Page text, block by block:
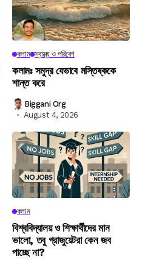
কলাম স্বাস্থ্য ও পরিবেশ
কলামঃ সমুদ্র যেভাবে মস্তিষ্ককে
শান্ত করে
Biggani Org
August 4, 2026
কলাম
বিশ্ববিদ্যালয় ও শিক্ষার্থীদের মান
ভালো, তবু গ্রাজুয়েটরা কেন জব
পাচ্ছে না?